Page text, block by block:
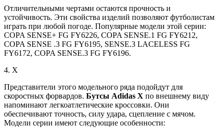
Отличительными чертами остаются прочность и
устойчивость. Эти свойства изделий позволяют футболистам
играть при любой погоде. Популярные модели этой серии:
COPA SENSE+ FG FY6226, COPA SENSE.1 FG FY6212,
COPA SENSE .3 FG FY6195, SENSE.3 LACELESS FG
FY6172, COPA SENSE.3 FG FY6196.
4. X
Представители этого модельного ряда подойдут для
скоростных форвардов. Бутсы Adidas X по внешнему виду
напоминают легкоатлетические кроссовки. Они
обеспечивают точность, силу удара, сцепление с мячом.
Модели серии имеют следующие особенности: